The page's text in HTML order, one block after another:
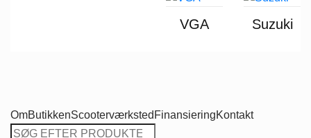
VGA Suzuki
OmButikkenScooterværksted FinansieringKontakt
Søg